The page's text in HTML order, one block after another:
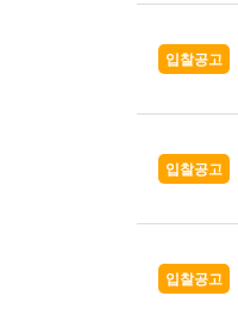
입찰공고
입찰공고
입찰공고